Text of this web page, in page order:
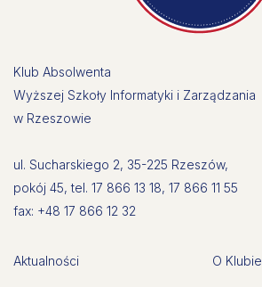
Klub Absolwenta
Wyższej Szkoły Informatyki i Zarządzania
w Rzeszowie
ul. Sucharskiego 2, 35-225 Rzeszów,
pokój 45, tel. 17 866 13 18, 17 866 11 55
fax: +48 17 866 12 32
Aktualności O Klubie